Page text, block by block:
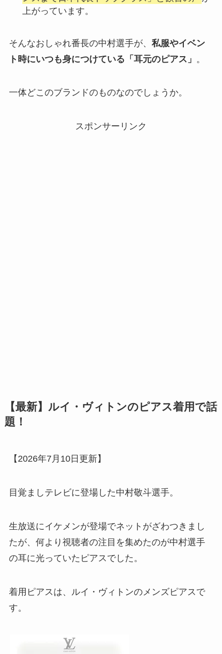
上がっています。
そんなおしゃれ番長の中村選手が、 私服やイベン
ト時にいつも身につけている「耳元のピアス」 。
一体どこのブランドのものなのでしょうか。
スポンサーリンク
【最新】ルイ・ヴィトンのピアス着用で話
題！
【2026年7月10日更新】
目覚ましテレビに登場した中村敬斗選手。
生放送にイケメンが登場でネットがざわつきまし
たが、何より視聴者の注目を集めたのが中村選手
の耳に光っていたピアスでした。
着用ピアスは、ルイ・ヴィトンのメンズピアスで
す。